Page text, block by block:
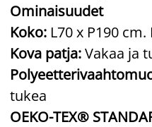
Ominaisuudet
Koko: L70 x P190
Kova patja:Vakaa ja
tukea
OEKO-TEX®